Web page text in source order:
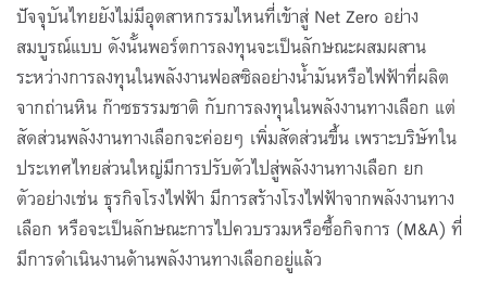
ปัจจุบันไทยยังไม่มีอุตสาหกรรมไหนที่เข้าสู่ Net Zero อย่าง
สมบูรณ์แบบ ดังนั้นพอร์ตการลงทุนจะเป็นลักษณะผสมผสาน
ระหว่างการลงทุนในพลังงานฟอสซิลอย่างน้ำมันหรือไฟฟ้าที่ผลิต
จากถ่านหิน ก๊าซธรรมชาติ กับการลงทุนในพลังงานทางเลือก แต่
สัดส่วนพลังงานทางเลือกจะค่อยๆ เพิ่มสัดส่วนขึ้น เพราะบริษัทใน
ประเทศไทยส่วนใหญ่มีการปรับตัวไปสู่พลังงานทางเลือก ยก
ตัวอย่างเช่น ธุรกิจโรงไฟฟ้า มีการสร้างโรงไฟฟ้าจากพลังงานทาง
เลือก หรือจะเป็นลักษณะการไปควบรวมหรือซื้อกิจการ (M&A) ที่
มีการดำเนินงานด้านพลังงานทางเลือกอยู่แล้ว